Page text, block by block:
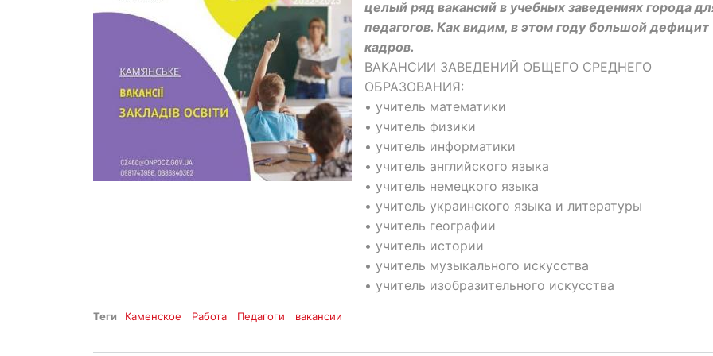
целый ряд вакансий в учебных заведениях города
педагогов. Как видим, в этом году большой дефицит
кадров.
ВАКАНСИИ ЗАВЕДЕНИЙ ОБЩЕГО СРЕДНЕГО
ОБРАЗОВАНИЯ:
• учитель математики
• учитель физики
• учитель информатики
• учитель английского языка
• учитель немецкого языка
• учитель украинского языка и литературы
• учитель географии
• учитель истории
• учитель музыкального искусства
• учитель изобразительного искусства
Теги Каменское Работа Педагоги вакансии